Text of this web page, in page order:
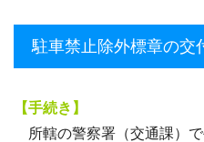
駐車禁止除外標章の交
【手続き】
所轄の警察署（交通課）